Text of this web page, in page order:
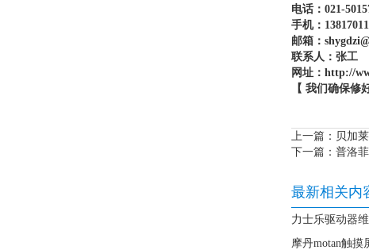
电话：021-
手机：
邮箱：
联系人：张工
网址：http://
【 我们确保修
上一篇： 贝加
下一篇： 普洛
最新相关内
力士乐驱动器
摩丹motan触摸